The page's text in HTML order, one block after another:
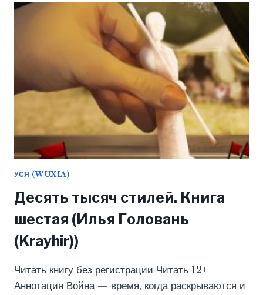
ИМПЕРАТРИЦА
КОМАРОВА)
УСЯ (WUXIA)
Десять тысяч стилей. Книга
шестая (Илья Головань
(Krayhir))
Читать книгу без регистрации Читать 12+
Аннотация Война — время, когда раскрываются и